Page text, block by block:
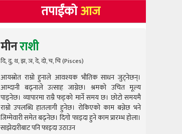
तपाईंकोआज
मीनराशी
दि, दु, थ, झ, ञ, दे, दो, च, चि (Pisces)
आयस्रोत राम्रो हुनाले आवश्यक भौतिक साधन जुट्नेछन्।
आम्दानी बढ्नाले उत्साह जाग्नेछ। श्रमको उचित मूल्य
पाइनेछ। व्यापारमा राम्रै फड्को मार्ने समय छ। छोटो समयमै
राम्रो उपलब्धि हातलागी हुनेछ। रोकिएको काम बन्नेछ भने
जिम्मेवारी समेत बढ्नेछ। दिगो फाइदा हुने काम प्रारम्भ होला।
साझेदारीबाट पनि फाइदा उठाउन